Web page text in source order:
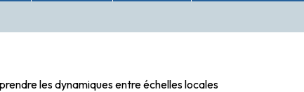
les dynamiques entre échelles locales